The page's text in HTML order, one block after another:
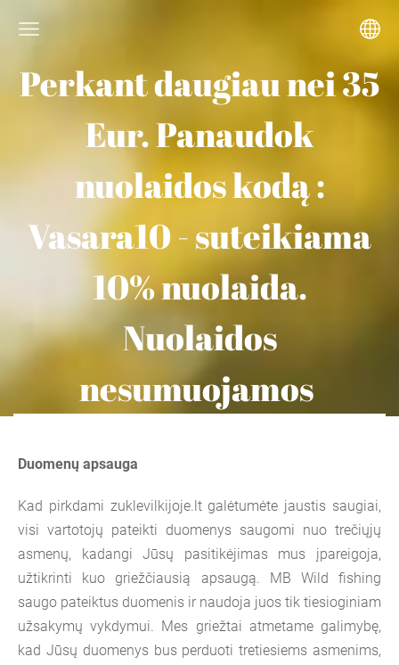
Perkant daugiau nei 35
Eur. Panaudok
nuolaidos kodą :
Vasara10 - suteikiama
10% nuolaida.
Nuolaidos
nesumuojamos
Duomenų apsauga
Kad pirkdami zuklevilkijoje.lt galėtumėte jaustis saugiai,
visi vartotojų pateikti duomenys saugomi nuo trečiųjų
asmenų, kadangi Jūsų pasitikėjimas mus įpareigoja,
užtikrinti kuo griežčiausią apsaugą. MB Wild fishing
saugo pateiktus duomenis ir naudoja juos tik tiesioginiam
užsakymų vykdymui. Mes griežtai atmetame galimybę,
kad Jūsų duomenys bus perduoti tretiesiems asmenims,